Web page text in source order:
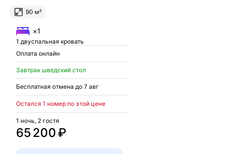
90 м²
×1
1 двуспальная кровать
Оплата онлайн
Завтрак шведский стол
Бесплатная отмена до 7 авг
Остался 1 номер по этой цене
65 200 ₽
1 ночь, 2 гостя